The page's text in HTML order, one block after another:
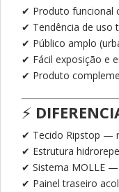
✔ Produto funcional
✔ Tendência de uso
✔ Público amplo
✔ Fácil exposição e
✔ Produto
⚡
✔ Tecido Ripstop —
✔ Estrutura
✔ Sistema MOLLE —
✔ Painel traseiro